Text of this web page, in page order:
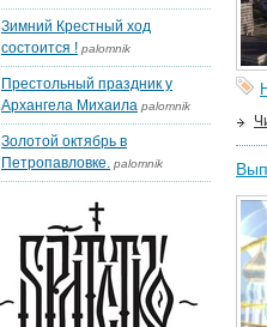
Зимний Крестный ход
состоится ! palomnik
Престольный праздник у
Архангела Михаила palomnik
Золотой октябрь в
Петропавловке. palomnik